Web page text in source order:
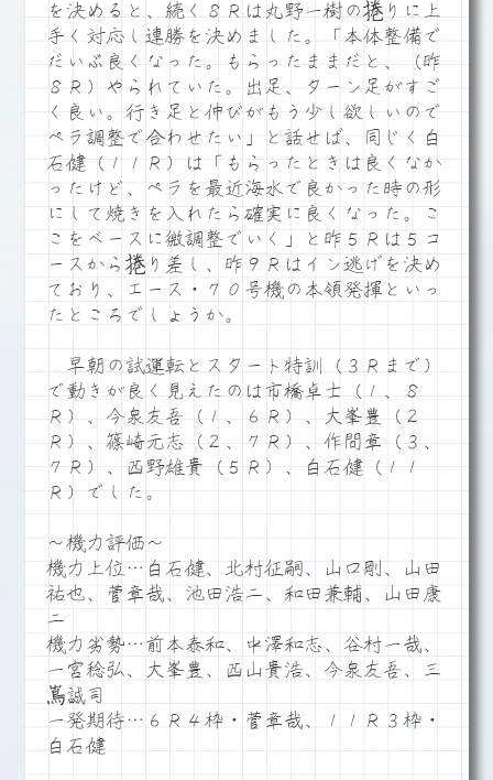
を決めると、続く８Ｒは丸野一樹の捲りに上
手く対応し連勝を決めました。「本体整備で
だいぶ良くなった。もらったままだと、（昨
８Ｒ）やられていた。出足、ターン足がすご
く良い。行き足と伸びがもう少し欲しいので
ペラ調整で合わせたい」と話せば、同じく白
石健（１１Ｒ）は「もらったときは良くなか
ったけど、ペラを最近海水で良かった時の形
にして焼きを入れたら確実に良くなった。こ
こをベースに微調整でいく」と昨５Ｒは５コ
ースから捲り差し、昨９Ｒはイン逃げを決め
ており、エース・７０号機の本領発揮といっ
たところでしょうか。
早朝の試運転とスタート特訓（３Ｒまで）
で動きが良く見えたのは市橋卓士（１、８
Ｒ）、今泉友吾（１、６Ｒ）、大峯豊（２
Ｒ）、篠崎元志（２、７Ｒ）、作間章（３、
７Ｒ）、西野雄貴（５Ｒ）、白石健（１１
Ｒ）でした。
～機力評価～
機力上位…白石健、北村征嗣、山口剛、山田
祐也、菅章哉、池田浩二、和田兼輔、山田康
二
機力劣勢…前本泰和、中澤和志、谷村一哉、
一宮稔弘、大峯豊、西山貴浩、今泉友吾、三
嶌誠司
一発期待…６Ｒ４枠・菅章哉、１１Ｒ３枠・
白石健